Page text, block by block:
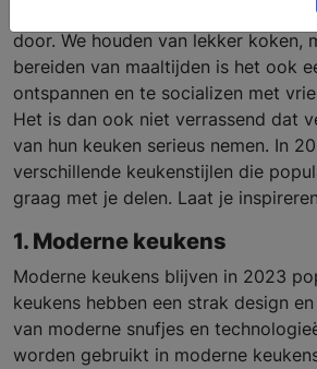
plekken in huis en daarom brengen
door. We houden van lekker koken,
bereiden van maaltijden is het ook
ontspannen en te socializen met
Het is dan ook niet verrassend dat
van hun keuken serieus nemen. In
verschillende keukenstijlen die
graag met je delen. Laat je
1. Moderne keukens
Moderne keukens blijven in 2023
keukens hebben een strak design
van moderne snufjes en
worden gebruikt in moderne